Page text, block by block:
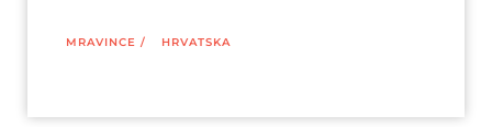
MRAVINCE / HRVATSKA